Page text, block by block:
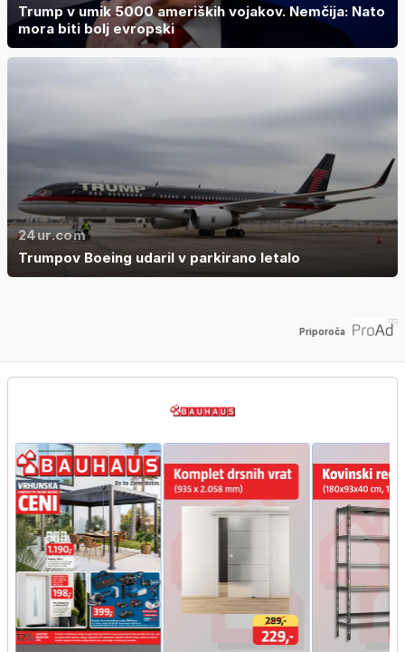
Trump v umik 5000 ameriških vojakov. Nemčija: Nato
mora biti bolj evropski
24ur.com
Trumpov Boeing udaril v parkirano letalo
Priporoča